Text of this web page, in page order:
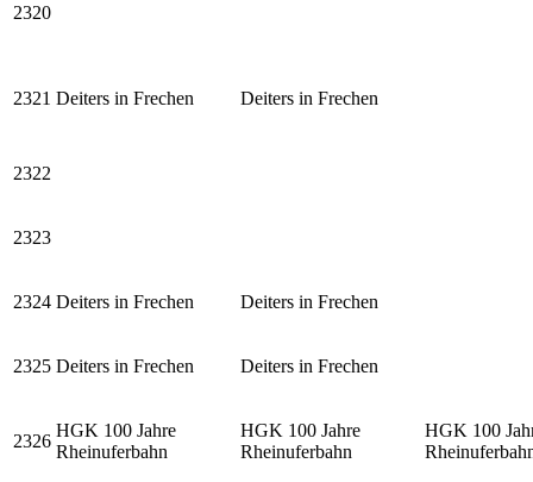
2320
2321 Deiters in Frechen Deiters in Frechen
2322
2323
2324 Deiters in Frechen Deiters in Frechen
2325 Deiters in Frechen Deiters in Frechen
2326
HGK 100 Jahre
Rheinuferbahn
HGK 100 Jahre
Rheinuferbahn
HGK 100